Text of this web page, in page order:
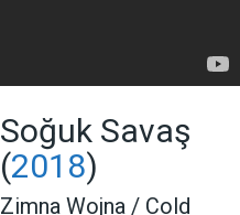
Soğuk Savaş
(2018)
Zimna Wojna / Cold